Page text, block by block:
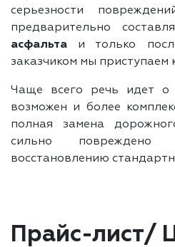
серьезности
предварительно
асфальта и только
заказчиком мы приступаем
Чаще всего речь идет о
возможен и более
полная замена
сильно
восстановлению
Прайс-лист/